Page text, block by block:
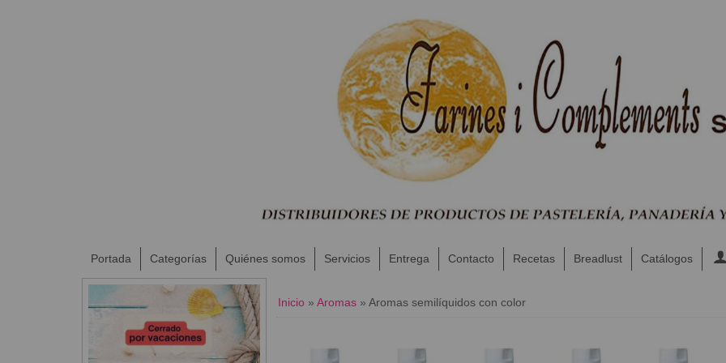
Portada Categorías Quiénes somos Servicios Entrega Contacto Recetas Breadlust Catálogos
Inicio » Aromas » Aromas semilíquidos con color